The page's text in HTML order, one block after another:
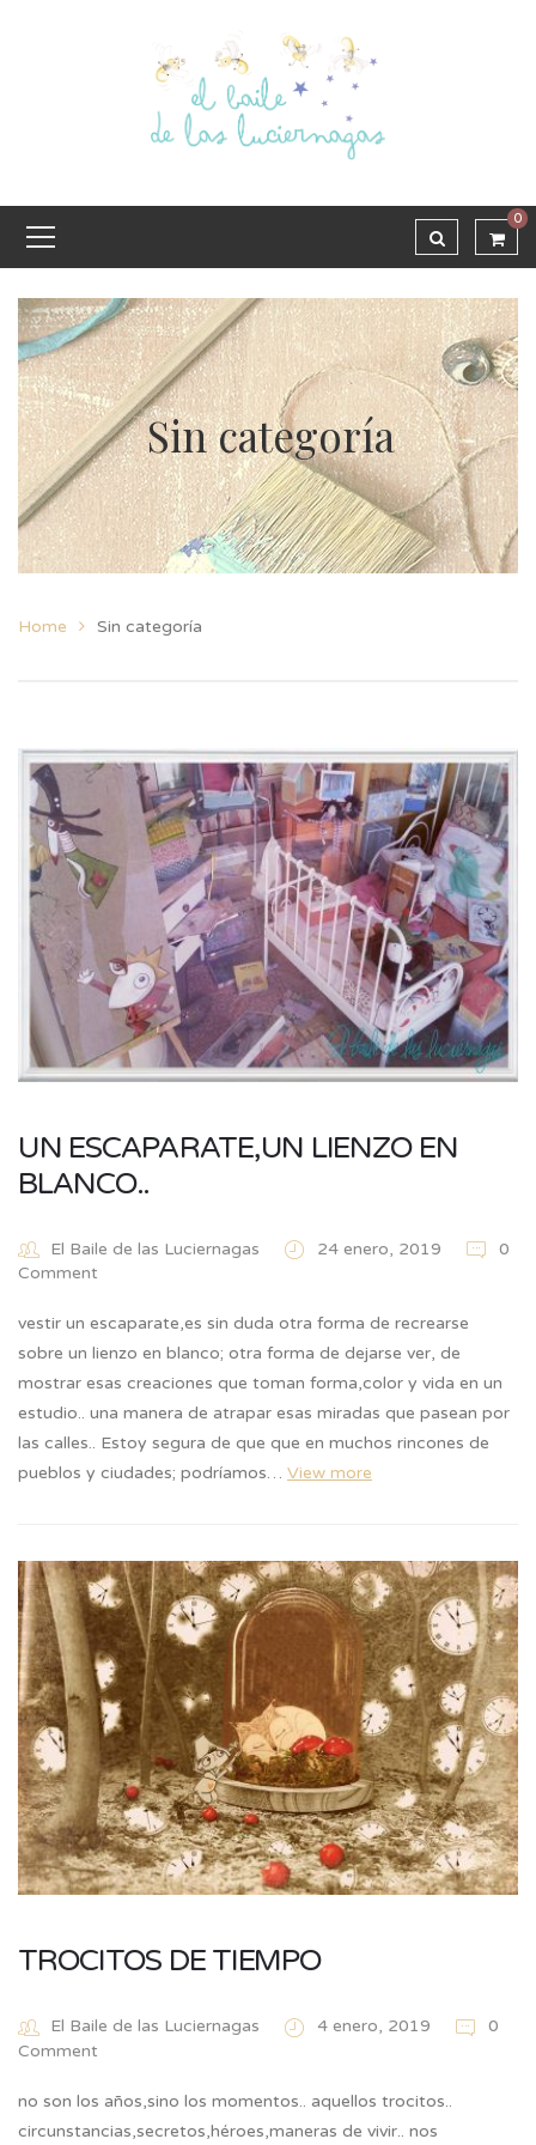
0
Sin categoría
Home Sin categoría
UN ESCAPARATE,UN LIENZO EN
BLANCO..
El Baile de las Luciernagas 24 enero, 2019
0
Comment
vestir un escaparate,es sin duda otra forma de recrearse
sobre un lienzo en blanco; otra forma de dejarse ver, de
mostrar esas creaciones que toman forma,color y vida en un
estudio.. una manera de atrapar esas miradas que pasean por
las calles.. Estoy segura de que que en muchos rincones de
pueblos y ciudades; podríamos… View more
TROCITOS DE TIEMPO
El Baile de las Luciernagas 4 enero, 2019
0
Comment
no son los años,sino los momentos.. aquellos trocitos..
circunstancias,secretos,héroes,maneras de vivir.. nos